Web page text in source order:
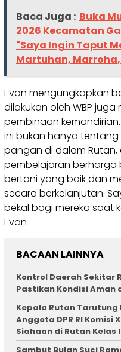
Baca Juga : Buka
2026 Kecamatan
"Saya Ingin Taput
Martuhan,
Evan mengungkapkan
dilakukan oleh WBP
pembinaan
ini bukan hanya
pangan di dalam
pembelajaran berharga
bertani yang baik dan
secara berkelanjutan.
bekal bagi mereka saat
Evan
BACAAN LAINNYA
Kontrol Daerah Sekitar
Pastikan Kondisi Aman
Kepala Rutan
Anggota DPR RI Komisi
Siahaan di Rutan Kelas